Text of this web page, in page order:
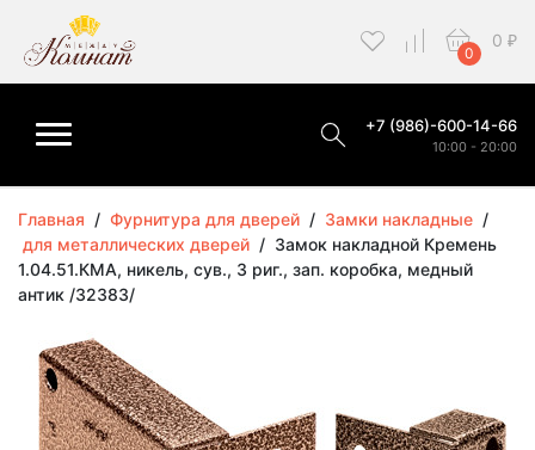
0
0 ₽
+7 (986)-600-14-66
10:00 - 20:00
Главная / Фурнитура для дверей / Замки накладные /
для металлических дверей / Замок накладной Кремень
1.04.51.КМА, никель, сув., 3 риг., зап. коробка, медный
антик /32383/